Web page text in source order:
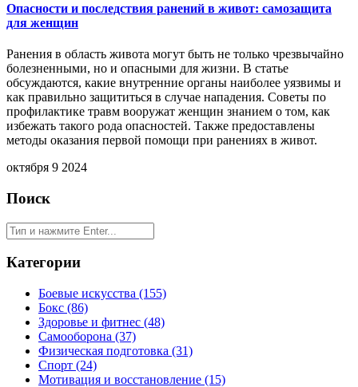
Опасности и последствия ранений в живот: самозащита
для женщин
Ранения в область живота могут быть не только чрезвычайно
болезненными, но и опасными для жизни. В статье
обсуждаются, какие внутренние органы наиболее уязвимы и
как правильно защититься в случае нападения. Советы по
профилактике травм вооружат женщин знанием о том, как
избежать такого рода опасностей. Также предоставлены
методы оказания первой помощи при ранениях в живот.
октября 9 2024
Поиск
Категории
Боевые искусства (155)
Бокс (86)
Здоровье и фитнес (48)
Самооборона (37)
Физическая подготовка (31)
Спорт (24)
Мотивация и восстановление (15)